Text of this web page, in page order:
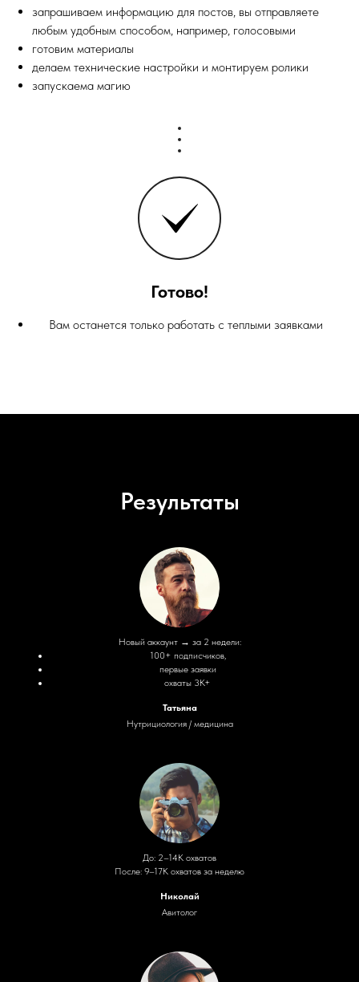
запрашиваем информацию для постов, вы отправляете
любым удобным способом, например, голосовыми
готовим материалы
делаем технические настройки и монтируем ролики
запускаема магию
Готово!
Вам останется только работать с теплыми заявками
Результаты
Новый аккаунт → за 2 недели:
100+ подписчиков,
первые заявки
охваты 3K+
Татьяна
Нутрициология / медицина
До: 2–14K охватов
После: 9–17K охватов за неделю
Николай
Авитолог